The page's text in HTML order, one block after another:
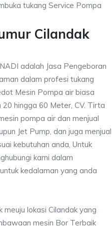
tukang Service Pompa
Cilandak
adalah Jasa Pengeboran
dalam profesi tukang
Mesin Pompa air biasa
hingga 60 Meter, CV. Tirta
pompa air dan menjual
Jet Pump, dan juga menjual
kebutuhan anda, Untuk
kami dalam
kedalaman yang anda
meuju lokasi Cilandak yang
mesin Bor Terbaik